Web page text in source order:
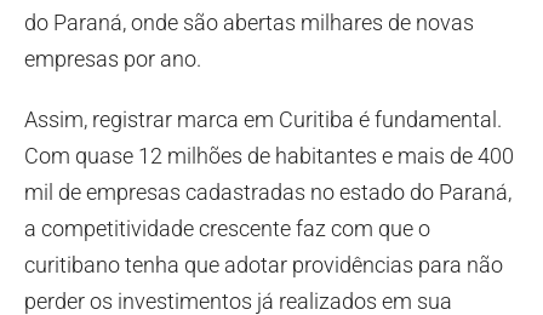
do Paraná, onde são abertas milhares de novas
empresas por ano.
Assim, registrar marca em Curitiba é fundamental.
Com quase 12 milhões de habitantes e mais de 400
mil de empresas cadastradas no estado do Paraná,
a competitividade crescente faz com que o
curitibano tenha que adotar providências para não
perder os investimentos já realizados em sua